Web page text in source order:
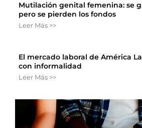
Mutilación genital femenina: se
pero se pierden los fondos
Leer Más >>
El mercado laboral de América
con informalidad
Leer Más >>